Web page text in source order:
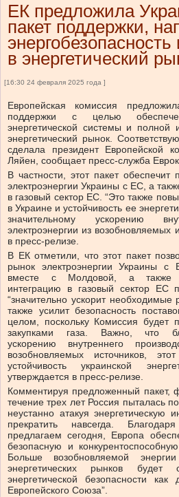
ЕК предложила
пакет поддержки,
в энергетический
[16:30 24 февраля 2025 года ]
Европейская комиссия
поддержки с целью
энергетической системы и полной
энергетический рынок.
сделала президент Европейской
Ляйен, сообщает пресс-служба
В частности, этот пакет
электроэнергии Украины с ЕС, а
в газовый сектор ЕС. “Это также
в Украине и устойчивость ее
значительному ускорению
электроэнергии из возобновляемых
в пресс-релизе.
В ЕК отметили, что этот пакет
рынок электроэнергии Украины
вместе с Молдовой, а также
интеграцию в газовый сектор ЕС
“значительно ускорит
также усилит безопасность
целом, поскольку Комиссия будет
закупками газа. Важно, что
ускорению внутреннего
возобновляемых источников,
устойчивость украинской
утверждается в пресс-релизе.
Комментируя предложенный пакет,
течение трех лет Россия пыталась
неустанно атакуя энергетическую
прекратить навсегда.
предлагаем сегодня, Европа
безопасную и
Больше возобновляемой
энергетических рынков будет
энергетической безопасности
Европейского Союза”.